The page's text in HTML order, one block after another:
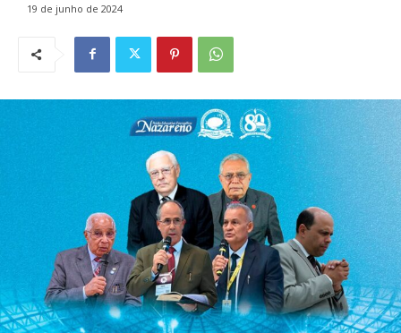
19 de junho de 2024